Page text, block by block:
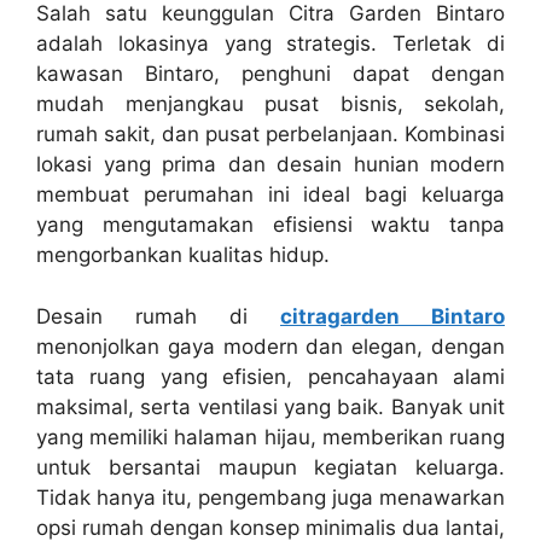
Salah satu keunggulan Citra Garden Bintaro
adalah lokasinya yang strategis. Terletak di
kawasan Bintaro, penghuni dapat dengan
mudah menjangkau pusat bisnis, sekolah,
rumah sakit, dan pusat perbelanjaan. Kombinasi
lokasi yang prima dan desain hunian modern
membuat perumahan ini ideal bagi keluarga
yang mengutamakan efisiensi waktu tanpa
mengorbankan kualitas hidup.
Desain rumah di citragarden Bintaro
menonjolkan gaya modern dan elegan, dengan
tata ruang yang efisien, pencahayaan alami
maksimal, serta ventilasi yang baik. Banyak unit
yang memiliki halaman hijau, memberikan ruang
untuk bersantai maupun kegiatan keluarga.
Tidak hanya itu, pengembang juga menawarkan
opsi rumah dengan konsep minimalis dua lantai,